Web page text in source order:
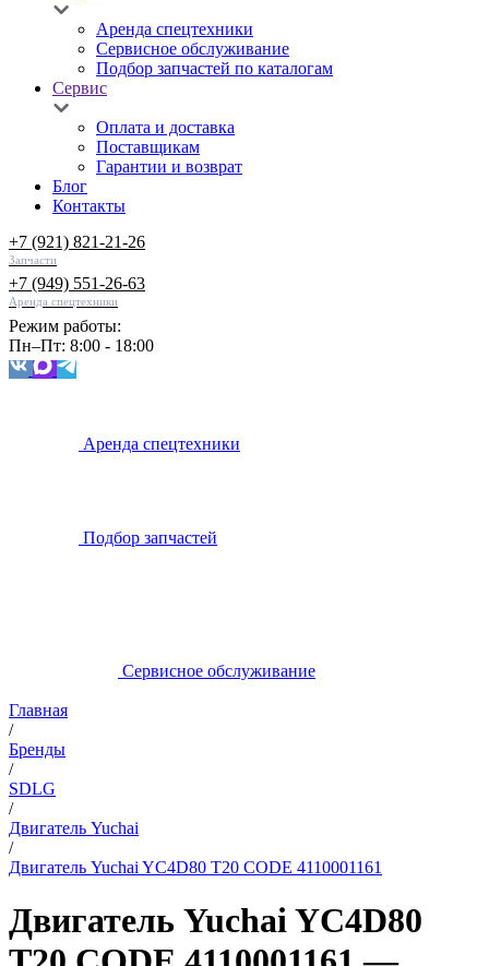
Аренда спецтехники
Сервисное обслуживание
Подбор запчастей по каталогам
Сервис
Оплата и доставка
Поставщикам
Гарантии и возврат
Блог
Контакты
+7 (921) 821-21-26
Запчасти
+7 (949) 551-26-63
Аренда спецтехники
Режим работы:
Пн–Пт: 8:00 - 18:00
Аренда спецтехники
Подбор запчастей
Сервисное обслуживание
Главная
/
Бренды
/
SDLG
/
Двигатель Yuchai
/
Двигатель Yuchai YC4D80 T20 CODE 4110001161
Двигатель Yuchai YC4D80